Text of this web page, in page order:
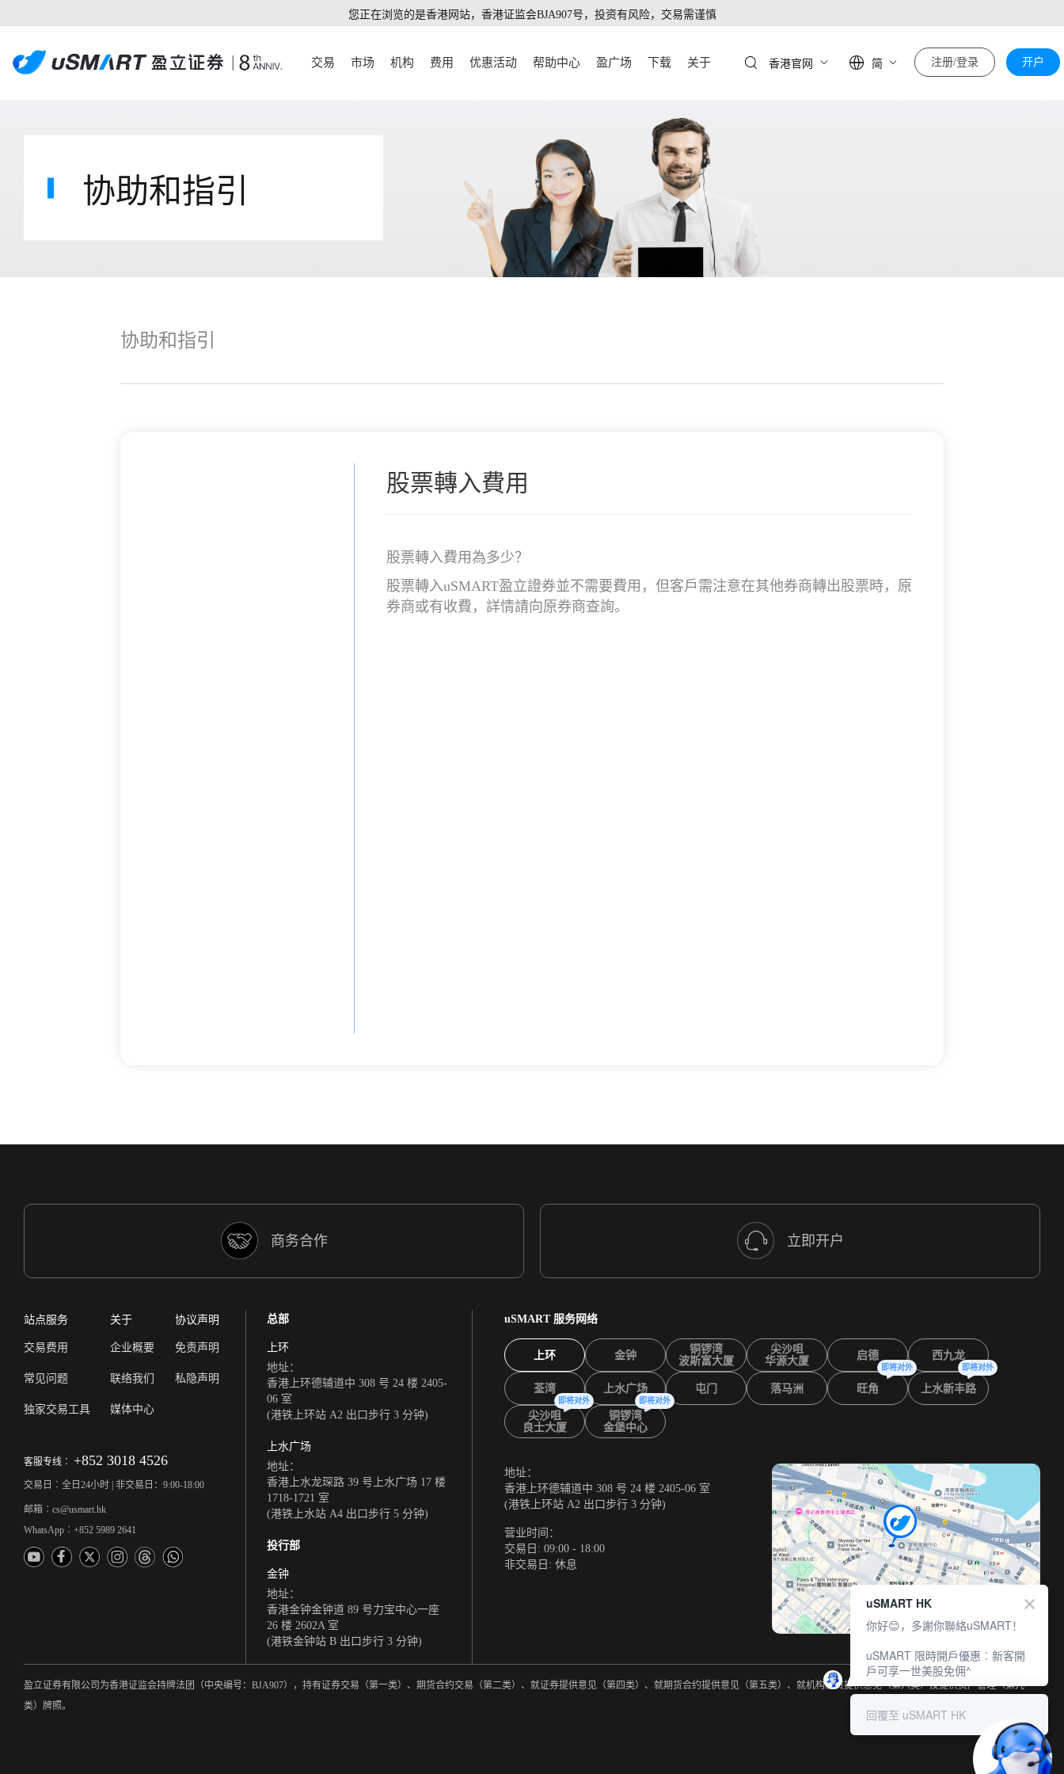
您正在浏览的是香港网站，香港证监会BJA907号，投资有风险，交易需谨慎
交易 市场 机构 费用 优惠活动 帮助中心 盈广场 下载 关于 香港官网 简 注册/登录 开户
协助和指引
协助和指引
股票轉入費用
股票轉入費用為多少？
股票轉入uSMART盈立證券並不需要費用，但客戶需注意在其他券商轉出股票時，原
券商或有收費，詳情請向原券商查詢。
商务合作 立即开户
站点服务
交易费用
常见问题
独家交易工具
关于
企业概要
联络我们
媒体中心
协议声明
免责声明
私隐声明
客服专线︰ +852 3018 4526
交易日︰全日24小时 | 非交易日：9:00-18:00
邮箱︰cs@usmart.hk
WhatsApp︰+852 5989 2641
总部
上环
地址：
香港上环德辅道中 308 号 24 楼 2405-
06 室
(港铁上环站 A2 出口步行 3 分钟)
上水广场
地址：
香港上水龙琛路 39 号上水广场 17 楼
1718-1721 室
(港铁上水站 A4 出口步行 5 分钟)
投行部
金钟
地址：
香港金钟金钟道 89 号力宝中心一座
26 楼 2602A 室
(港铁金钟站 B 出口步行 3 分钟)
uSMART 服务网络
上环 金钟
铜锣湾
波斯富大厦
尖沙咀
华源大厦
启德 西九龙
荃湾 上水广场 屯门 落马洲 旺角
即将对外
上水新丰路
即将对外
尖沙咀
良士大厦
即将对外
铜锣湾
金堡中心
即将对外
地址：
香港上环德辅道中 308 号 24 楼 2405-06 室
(港铁上环站 A2 出口步行 3 分钟)
营业时间：
交易日: 09:00 - 18:00
非交易日: 休息
盈立证券有限公司为香港证监会持牌法团（中央编号：BJA907），持有证券交易（第一类）、期货合约交易（第二类）、就证券提供意见（第四类）、就期货合约提供意见（第五类）、就机构融资提供意见（第六类）及提供资产管理（第九
类）牌照。
uSMART HK
你好😊，多謝你聯絡uSMART！
uSMART 限時開戶優惠︰新客開
戶可享一世美股免佣^
回覆至 uSMART HK